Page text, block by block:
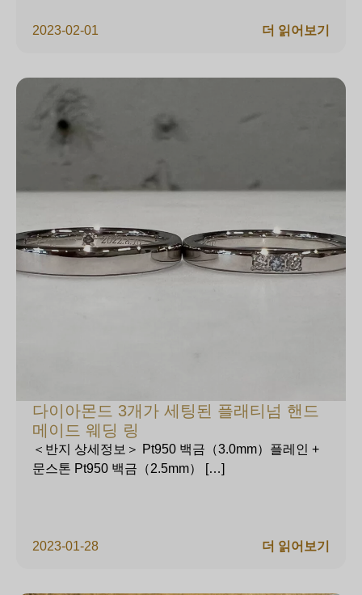
2023-02-01 더 읽어보기
다이아몬드 3개가 세팅된 플래티넘 핸드
메이드 웨딩 링
2023-01-28
＜반지 상세정보＞ Pt950 백금（3.0mm）플레인 +
문스톤 Pt950 백금（2.5mm） […]
더 읽어보기